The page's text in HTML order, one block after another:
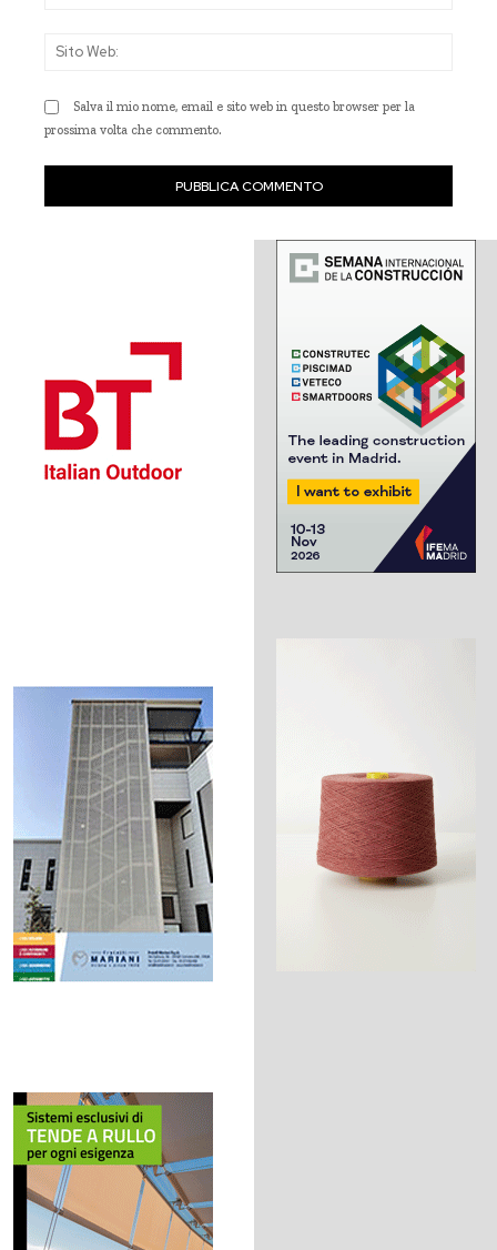
Salva il mio nome, email e sito web in questo browser per la
prossima volta che commento.